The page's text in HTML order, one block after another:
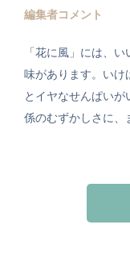
編集者コメント
「花に風」には、
味があります。いけ
とイヤなせんぱいが
係のむずかしさに、